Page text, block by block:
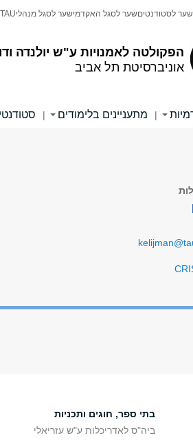
הפקולטה לאמנויות ע"ש יולנדה
אוניברסיטת תל אביב
שער לסטודנטיםשער לסגל האקדמישער לסגל מנהליTAU
| מתעניינים בלימודים |
בתי ספר, חוגים ותכניות
ביה"ס לאדריכלות ע"ש עזריאלי